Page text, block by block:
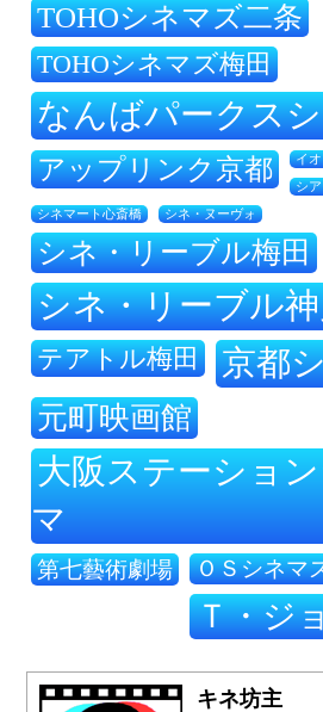
TOHOシネマズ二条
TOHOシネマズ梅田
なんばパークス
アップリンク京都 イ
シ
シネマート心斎橋 シネ・ヌーヴォ
シネ・リーブル梅田
シネ・リーブル
テアトル梅田 京都
元町映画館
大阪ステーショ
マ
第七藝術劇場 ＯＳシネマ
Ｔ・ジ
キネ坊主